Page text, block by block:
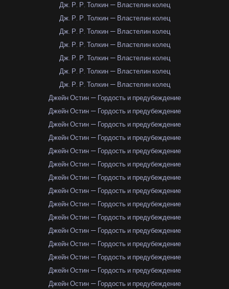
Дж. Р. Р. Толкин — Властелин колец
Дж. Р. Р. Толкин — Властелин колец
Дж. Р. Р. Толкин — Властелин колец
Дж. Р. Р. Толкин — Властелин колец
Дж. Р. Р. Толкин — Властелин колец
Дж. Р. Р. Толкин — Властелин колец
Дж. Р. Р. Толкин — Властелин колец
Джейн Остин — Гордость и предубеждение
Джейн Остин — Гордость и предубеждение
Джейн Остин — Гордость и предубеждение
Джейн Остин — Гордость и предубеждение
Джейн Остин — Гордость и предубеждение
Джейн Остин — Гордость и предубеждение
Джейн Остин — Гордость и предубеждение
Джейн Остин — Гордость и предубеждение
Джейн Остин — Гордость и предубеждение
Джейн Остин — Гордость и предубеждение
Джейн Остин — Гордость и предубеждение
Джейн Остин — Гордость и предубеждение
Джейн Остин — Гордость и предубеждение
Джейн Остин — Гордость и предубеждение
Джейн Остин — Гордость и предубеждение